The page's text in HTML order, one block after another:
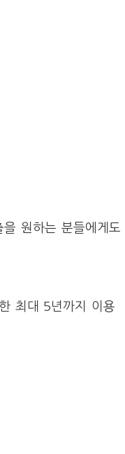
원하는 분들에게도
최대 5년까지 이용